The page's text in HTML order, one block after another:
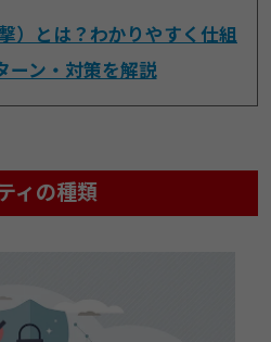
）とは？わかりやすく仕組
ーン・対策を解説
ィの種類